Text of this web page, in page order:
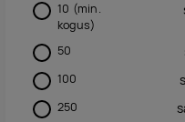
10 (min.
kogus)
50
100
250